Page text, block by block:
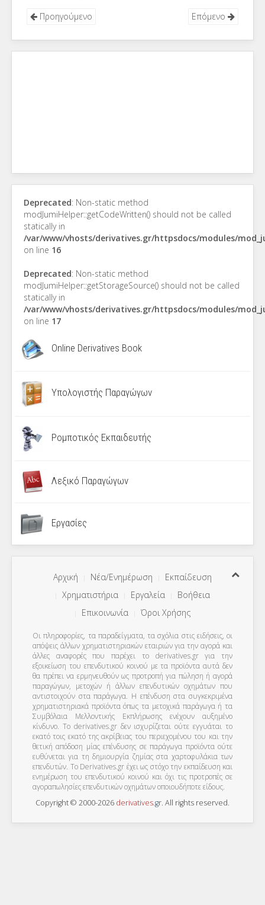
Προηγούμενο Επόμενο
Deprecated: Non-static method
modJumiHelper::getCodeWritten() should not be called
statically in
/var/www/vhosts/derivatives.gr/httpsdocs/modules/
on line 16
Deprecated: Non-static method
modJumiHelper::getStorageSource() should not be called
statically in
/var/www/vhosts/derivatives.gr/httpsdocs/modules/
on line 17
Online Derivatives Book
Υπολογιστής Παραγώγων
Ρομποτικός Εκπαιδευτής
Λεξικό Παραγώγων
Εργασίες
Αρχική Νέα/Ενημέρωση
Εκπαίδευση
Χρηματιστήρια
Εργαλεία
Βοήθεια
Επικοινωνία
Όροι Χρήσης
Οι πληροφορίες, τα παραδείγματα, τα σχόλια στις ειδήσεις, οι
απόψεις άλλων χρηματιστηριακών εταιριών για την αγορά και
άλλες αναφορές που παρέχει το derivatives.gr για την
εξοικείωση του επενδυτικού κοινού με τα προϊόντα αυτά δεν
θα πρέπει να ερμηνευθούν ως προτροπή για πώληση ή αγορά
παραγώγων, μετοχών ή άλλων επενδυτικών οχημάτων που
αντιστοιχούν στα παράγωγα. Η επένδυση στα συγκεκριμένα
χρηματιστηριακά προϊόντα όπως τα μετοχικά παράγωγα ή τα
Συμβόλαια Μελλοντικής Εκπλήρωσης ενέχουν αυξημένο
κίνδυνο. Το derivatives.gr δεν ισχυρίζεται ούτε εγγυάται το
εκατό τοις εκατό της ακρίβειας του περιεχομένου του και την
θετική απόδοση μίας επένδυσης σε παράγωγα προϊόντα ούτε
ευθύνεται για τη δημιουργία ζημίας στα χαρτοφυλάκια των
επενδυτών. To Derivatives.gr έχει ως στόχο την εκπαίδευση και
ενημέρωση του επενδυτικού κοινού και όχι τις προτροπές σε
αγοραπωλησίες επενδυτικών οχημάτων οποιουδήποτε είδους.
Copyright © 2000-2026 derivatives.gr. All rights reserved.